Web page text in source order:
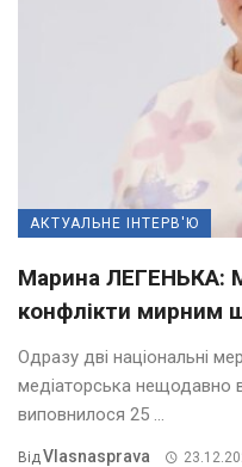
АКТУАЛЬНЕ ІНТЕРВ'Ю
Марина ЛЕГЕНЬКА:
конфлікти мирним
Одразу дві національні
медіаторська нещодавно
виповнилося 25 ...
Від Vlasnasprava